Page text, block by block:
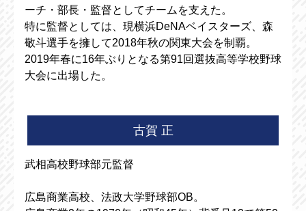
ーチ・部長・監督としてチームを支えた。
特に監督としては、現横浜DeNAベイスターズ、森
敬斗選手を擁して2018年秋の関東大会を制覇。
2019年春に16年ぶりとなる第91回選抜高等学校野球
大会に出場した。
古賀 正
武相高校野球部元監督
広島商業高校、法政大学野球部OB。